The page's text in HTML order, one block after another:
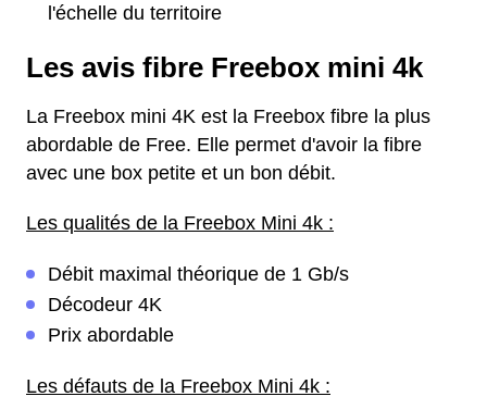
l'échelle du territoire
Les avis fibre Freebox mini 4k
La Freebox mini 4K est la Freebox fibre la plus
abordable de Free. Elle permet d'avoir la fibre
avec une box petite et un bon débit.
Les qualités de la Freebox Mini 4k :
Débit maximal théorique de 1 Gb/s
Décodeur 4K
Prix abordable
Les défauts de la Freebox Mini 4k :